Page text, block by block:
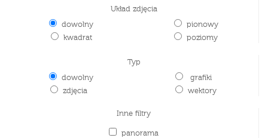
Układ zdjęcia
dowolny
kwadrat
pionowy
poziomy
Typ
dowolny
zdjęcia
grafiki
wektory
Inne filtry
panorama